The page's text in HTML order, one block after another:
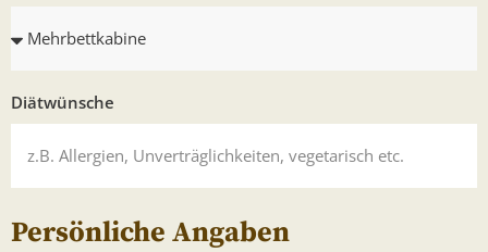
Diätwünsche
Persönliche Angaben